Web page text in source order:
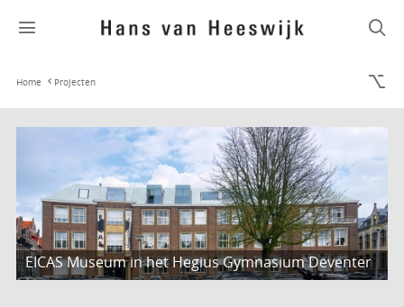
Home Projecten
EICAS Museum in het Hegius Gymnasium Deventer